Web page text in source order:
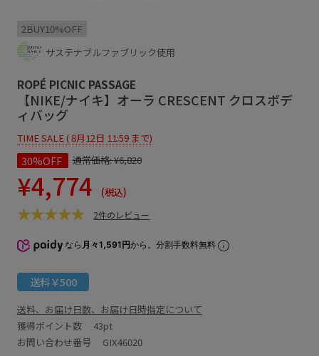
2BUY10%OFF
サステナブルファブリック使用
ROPÉ PICNIC PASSAGE
【NIKE/ナイキ】オーラ CRESCENT クロスボデ
ィバッグ
TIME SALE ( 8月12日 11:59 まで)
30%OFF 通常価格:¥6,820
¥4,774 (税込)
2件のレビュー
なら 月々1,591円から。分割手数料無料
送料￥500
送料、お届け日数、お届け日時指定について
獲得ポイント数 43pt
お問い合わせ番号 GIX46020